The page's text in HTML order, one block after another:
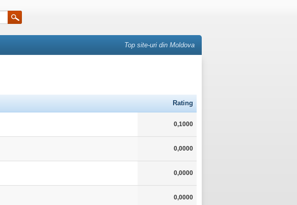
Top site-uri din Moldova
Rating
0,1000
0,0000
0,0000
0,0000